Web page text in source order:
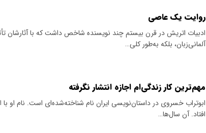
روایت یک عاصی
ادبیات اتریش در قرن بیستم چند نویسنده شاخص داشت که با آثارشان
آلمانی‌زبان، بلکه به‌طور کلی…
مهم‌ترین کار زندگی‌ام اجازه انتشار نگرفته
ابوتراب خسروی در داستان‌نویسی ایران نام شناخته‌شده‌ای است. نام او با
افتاد. ‌آن سال‌ها…